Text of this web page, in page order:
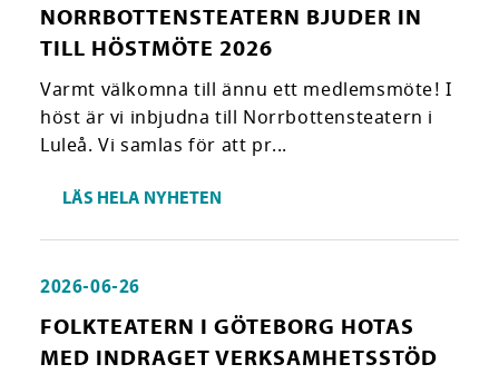
NORRBOTTENSTEATERN BJUDER IN
TILL HÖSTMÖTE 2026
Varmt välkomna till ännu ett medlemsmöte! I
höst är vi inbjudna till Norrbottensteatern i
Luleå. Vi samlas för att pr...
LÄS HELA NYHETEN
2026-06-26
FOLKTEATERN I GÖTEBORG HOTAS
MED INDRAGET VERKSAMHETSSTÖD